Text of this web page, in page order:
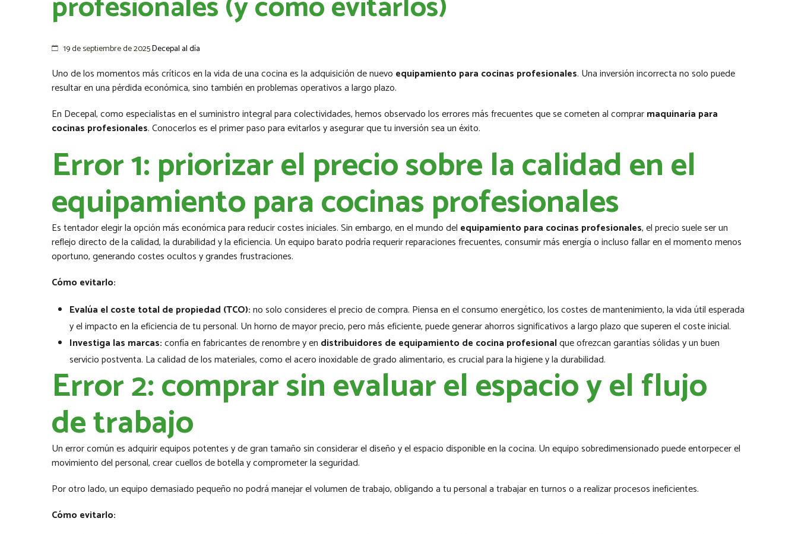
19 de septiembre de 2025Decepal al día
Uno de los momentos más críticos en la vida de una cocina es la adquisición de nuevo equipamiento para cocinas profesionales. Una inversión incorrecta no solo puede
resultar en una pérdida económica, sino también en problemas operativos a largo plazo.
En Decepal, como especialistas en el suministro integral para colectividades, hemos observado los errores más frecuentes que se cometen al comprarmaquinaria para
cocinas profesionales. Conocerlos es el primer paso para evitarlos y asegurar que tu inversión sea un éxito.
Error 1: priorizar el precio sobre la calidad en el
equipamiento para cocinas profesionales
Es tentador elegir la opción más económica para reducir costes iniciales. Sin embargo, en el mundo del equipamiento para cocinas profesionales, el precio suele ser un
reflejo directo de la calidad, la durabilidad y la eficiencia. Un equipo barato podría requerir reparaciones frecuentes, consumir más energía o incluso fallar en el momento menos
oportuno, generando costes ocultos y grandes frustraciones.
Cómo evitarlo:
Evalúa el coste total de propiedad (TCO):no solo consideres el precio de compra. Piensa en el consumo energético, los costes de mantenimiento, la vida útil esperada
y el impacto en la eficiencia de tu personal. Un horno de mayor precio, pero más eficiente, puede generar ahorros significativos a largo plazo que superen el coste inicial.
Investiga las marcas:confía en fabricantes de renombre y en distribuidores de equipamiento de cocina profesionalque ofrezcan garantías sólidas y un buen
servicio postventa. La calidad de los materiales, como el acero inoxidable de grado alimentario, es crucial para la higiene y la durabilidad.
Error 2: comprar sin evaluar el espacio y el flujo
de trabajo
Un error común es adquirir equipos potentes y de gran tamaño sin considerar el diseño y el espacio disponible en la cocina. Un equipo sobredimensionado puede entorpecer el
movimiento del personal, crear cuellos de botella y comprometer la seguridad.
Por otro lado, un equipo demasiado pequeño no podrá manejar el volumen de trabajo, obligando a tu personal a trabajar en turnos o a realizar procesos ineficientes.
Cómo evitarlo: